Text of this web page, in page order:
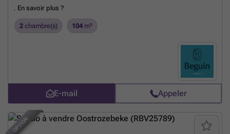
. En savoir plus ?
2 chambre(s) 104 m²
E-mail Appeler
OPTION